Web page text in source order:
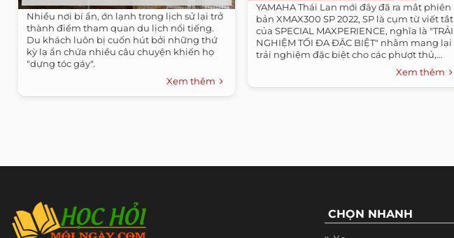
Nhiều nơi bí ẩn, ớn lạnh trong lịch sử lại trở
thành điểm tham quan du lịch nổi tiếng.
Du khách luôn bị cuốn hút bởi những thứ
kỳ lạ ẩn chứa nhiều câu chuyện khiến họ
"dựng tóc gáy".
Xem thêm
YAMAHA Thái Lan mới đây đã ra mắt phiên
bản XMAX300 SP 2022, SP là cụm từ viết tắt
của SPECIAL MAXPERIENCE, nghĩa là "TRẢI
NGHIỆM TỐI ĐA ĐẶC BIỆT" nhằm mang lại
trải nghiệm đặc biệt cho các phượt thủ,...
Xem thêm
CHỌN NHANH